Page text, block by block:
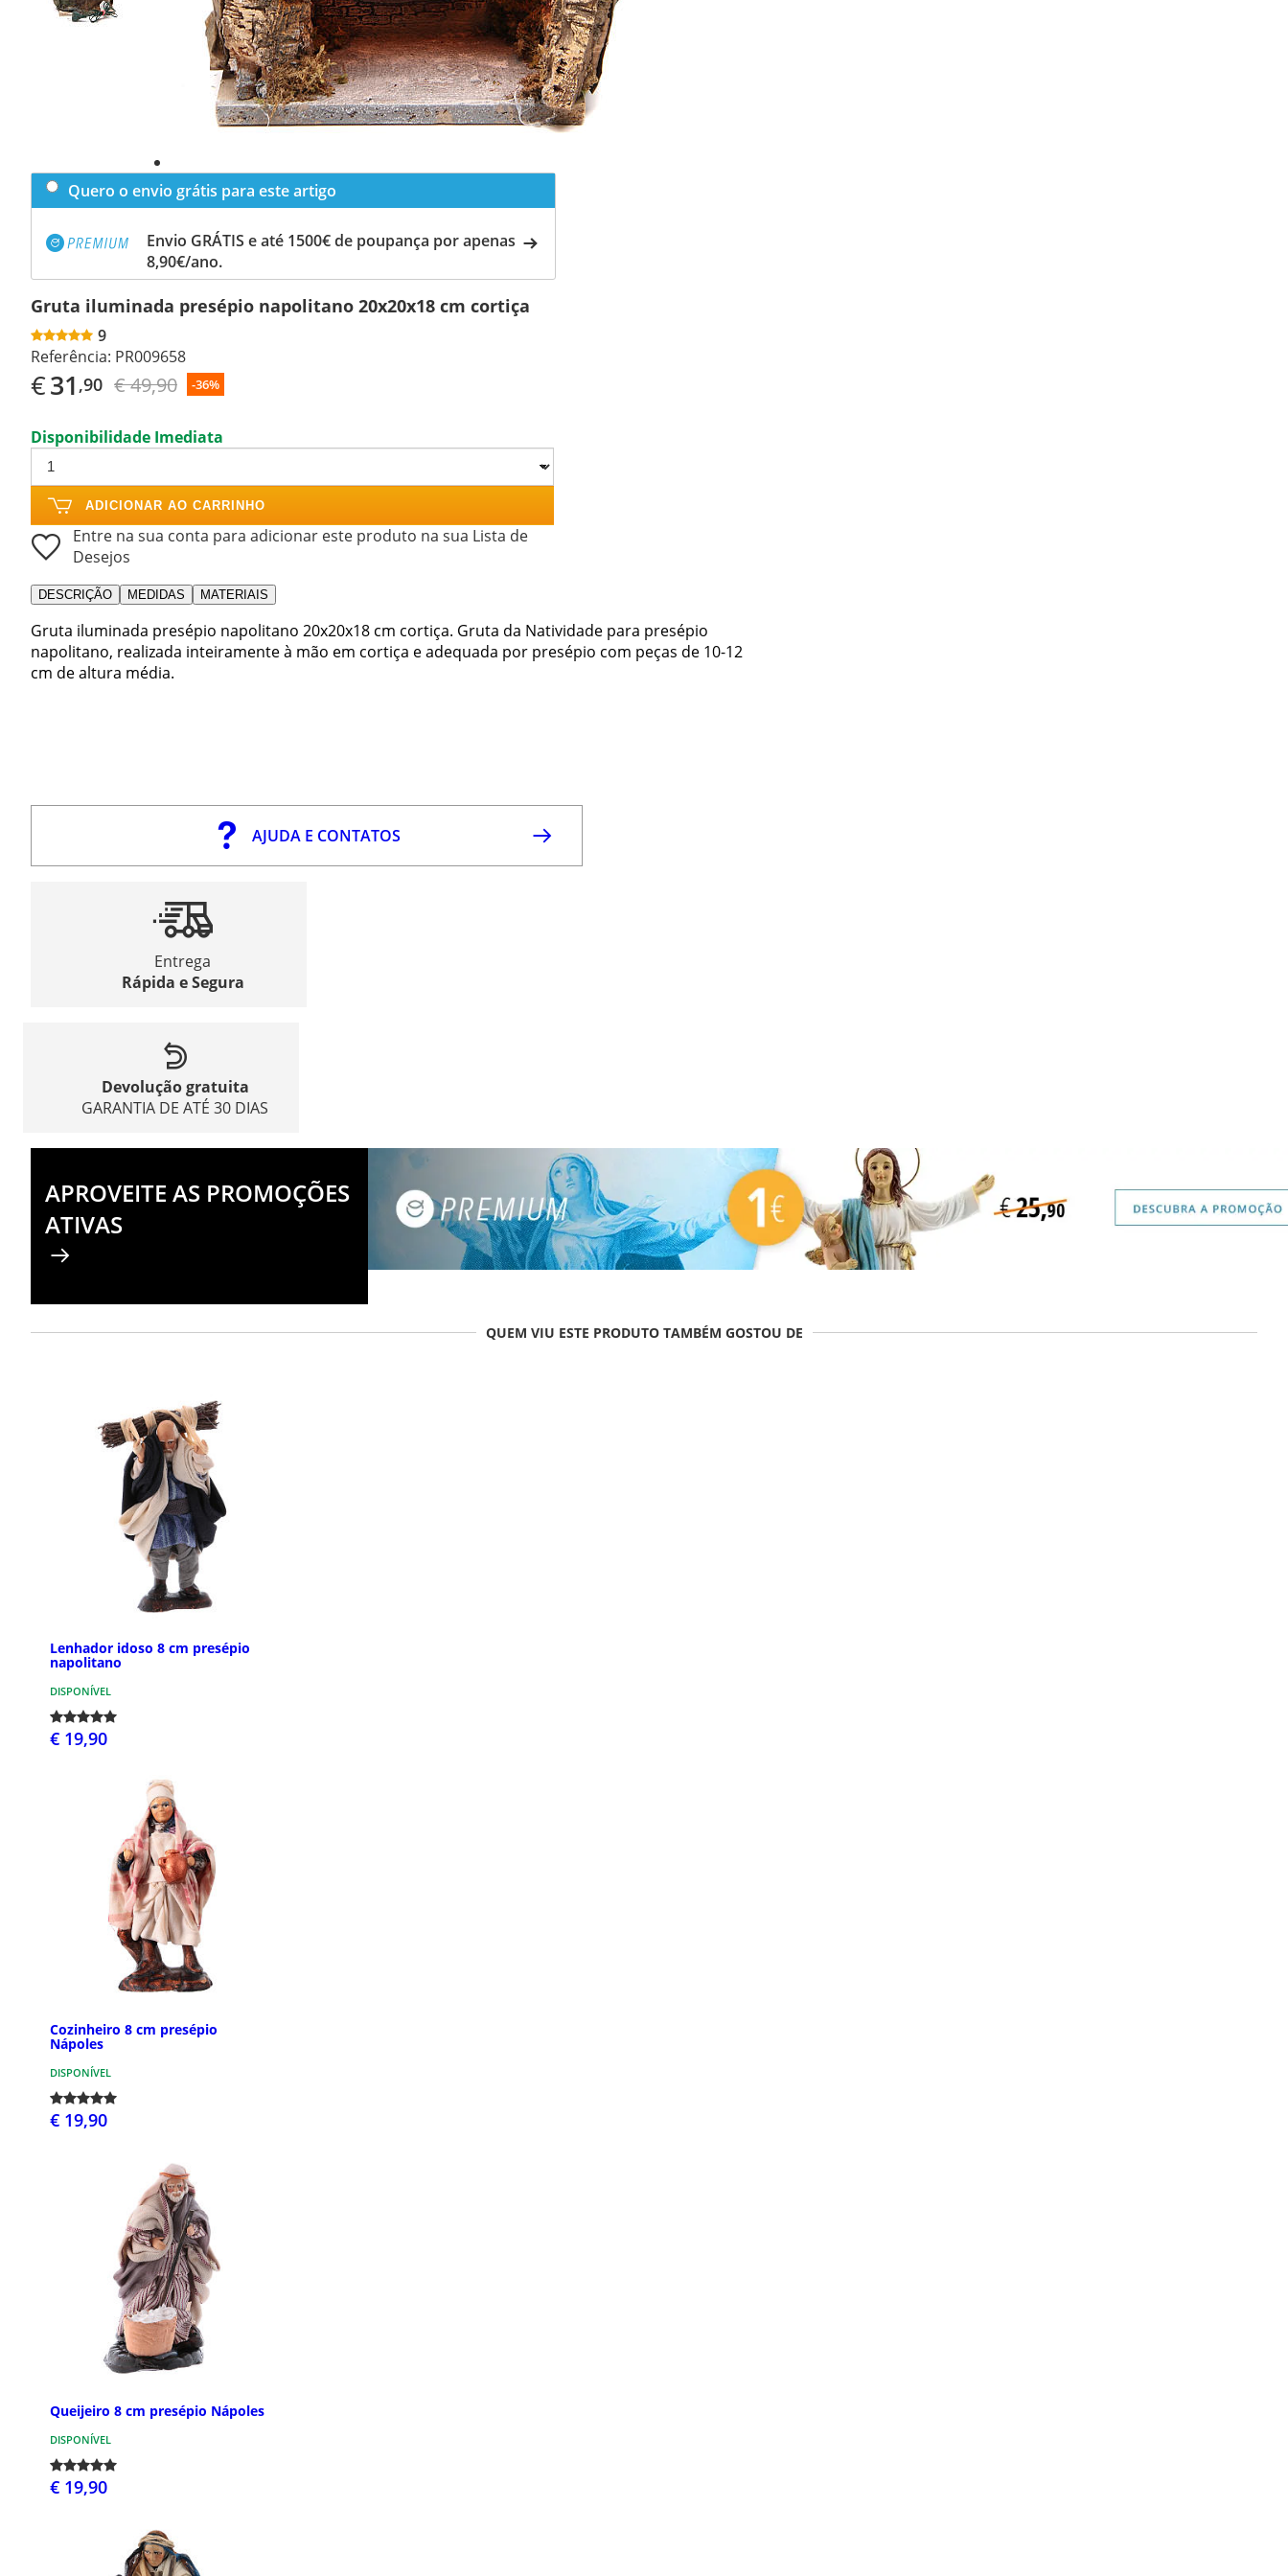
Quero o envio grátis para este artigo
Envio GRÁTIS e até 1500€ de poupança por apenas
8,90€/ano.
Gruta iluminada presépio napolitano 20x20x18 cm cortiça
9
Referência: PR009658
€31 ,90 € 49,90 -36%
Disponibilidade Imediata
ADICIONAR AO CARRINHO
Entre na sua conta para adicionar este produto na sua Lista de
Desejos
DESCRIÇÃO MEDIDAS MATERIAIS
Gruta iluminada presépio napolitano 20x20x18 cm cortiça. Gruta da Natividade para presépio
napolitano, realizada inteiramente à mão em cortiça e adequada por presépio com peças de 10-12
cm de altura média.
AJUDA E CONTATOS
Entrega
Rápida e Segura
Devolução gratuita
GARANTIA DE ATÉ 30 DIAS
APROVEITE AS PROMOÇÕES
ATIVAS
QUEM VIU ESTE PRODUTO TAMBÉM GOSTOU DE
Lenhador idoso 8 cm presépio
napolitano
DISPONÍVEL
€ 19,90
Cozinheiro 8 cm presépio
Nápoles
DISPONÍVEL
€ 19,90
Queijeiro 8 cm presépio Nápoles
DISPONÍVEL
€ 19,90